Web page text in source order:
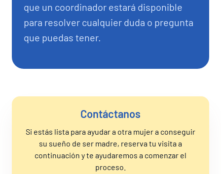
que un coordinador estará disponible
para resolver cualquier duda o pregunta
que puedas tener.
Contáctanos
Si estás lista para ayudar a otra mujer a conseguir
su sueño de ser madre, reserva tu visita a
continuación y te ayudaremos a comenzar el
proceso.